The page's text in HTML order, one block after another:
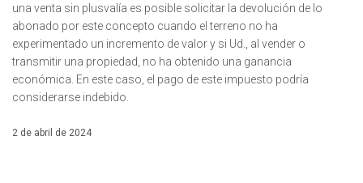
una venta sin plusvalía es posible solicitar la devolución de lo
abonado por este concepto cuando el terreno no ha
experimentado un incremento de valor y si Ud., al vender o
transmitir una propiedad, no ha obtenido una ganancia
económica. En este caso, el pago de este impuesto podría
considerarse indebido.
2 de abril de 2024